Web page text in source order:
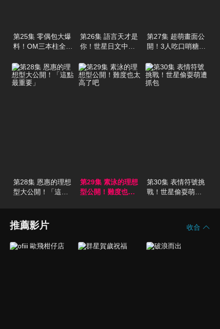
第25集 零偶包大爆
料！OM三本柱全都
第26集 語言天才是
你！世星日文中文
第27集 超萌畫面公
開！3人吃口哨糖也
第28集 恩惠的理想
型大公開！「這點
第29集 素泳的理想
型公開！難度也太
第30集 表情符號挑
戰！世星偷耍萌遭
推薦影片 收合